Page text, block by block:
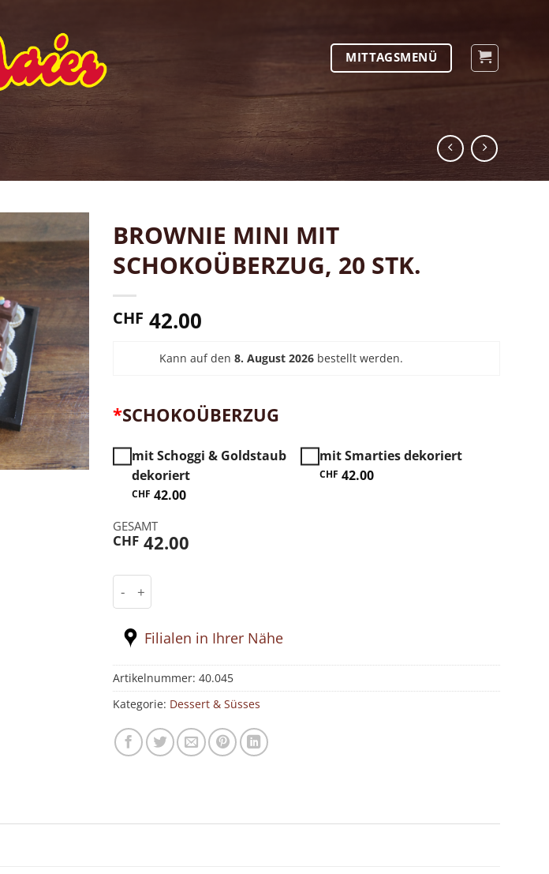
MITTAGSMENÜ
BROWNIE MINI MIT
SCHOKOÜBERZUG, 20 STK.
CHF 42.00
Kann auf den8. August 2026 bestellt werden.
*SCHOKOÜBERZUG
mit Schoggi & Goldstaub
dekoriert
CHF 42.00
mit Smarties dekoriert
CHF 42.00
GESAMT
CHF 42.00
Filialen in Ihrer Nähe
Artikelnummer:40.045
Kategorie: Dessert & Süsses